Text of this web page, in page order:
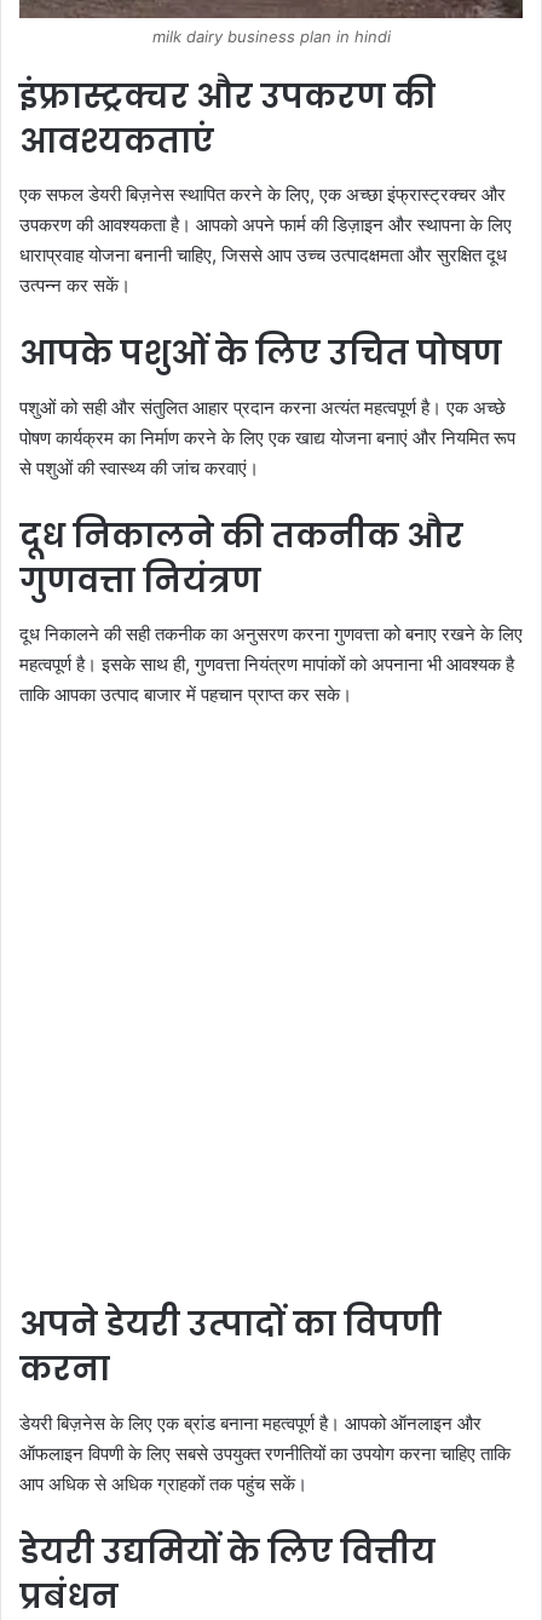
milk dairy business plan in hindi
इंफ्रास्ट्रक्चर और उपकरण की
आवश्यकताएं
एक सफल डेयरी बिज़नेस स्थापित करने के लिए, एक अच्छा इंफ्रास्ट्रक्चर और
उपकरण की आवश्यकता है। आपको अपने फार्म की डिज़ाइन और स्थापना के लिए
धाराप्रवाह योजना बनानी चाहिए, जिससे आप उच्च उत्पादक्षमता और सुरक्षित दूध
उत्पन्न कर सकें।
आपके पशुओं के लिए उचित पोषण
पशुओं को सही और संतुलित आहार प्रदान करना अत्यंत महत्वपूर्ण है। एक अच्छे
पोषण कार्यक्रम का निर्माण करने के लिए एक खाद्य योजना बनाएं और नियमित रूप
से पशुओं की स्वास्थ्य की जांच करवाएं।
दूध निकालने की तकनीक और
गुणवत्ता नियंत्रण
दूध निकालने की सही तकनीक का अनुसरण करना गुणवत्ता को बनाए रखने के लिए
महत्वपूर्ण है। इसके साथ ही, गुणवत्ता नियंत्रण मापांकों को अपनाना भी आवश्यक है
ताकि आपका उत्पाद बाजार में पहचान प्राप्त कर सके।
अपने डेयरी उत्पादों का विपणी
करना
डेयरी बिज़नेस के लिए एक ब्रांड बनाना महत्वपूर्ण है। आपको ऑनलाइन और
ऑफलाइन विपणी के लिए सबसे उपयुक्त रणनीतियों का उपयोग करना चाहिए ताकि
आप अधिक से अधिक ग्राहकों तक पहुंच सकें।
डेयरी उद्यमियों के लिए वित्तीय
प्रबंधन